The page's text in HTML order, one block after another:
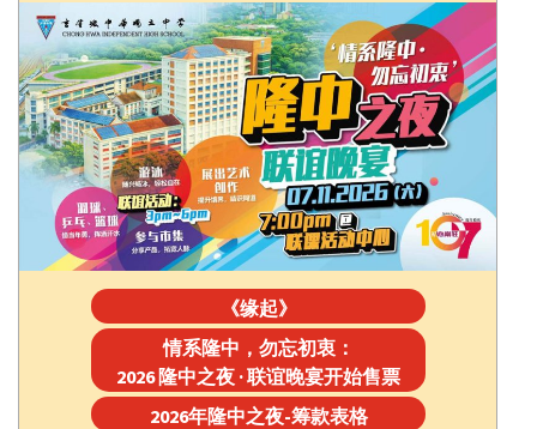
《缘起》
情系隆中，勿忘初衷：
2026 隆中之夜 · 联谊晚宴开始售票
2026年隆中之夜-筹款表格